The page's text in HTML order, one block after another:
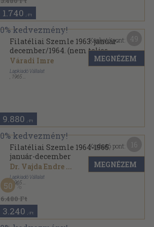
1.740 ,-Ft
Filatéliai Szemle 1963. január-
december/1964. (nem teljes
évfolyam)/1965. január-
december
Váradi Imre
Lapkiadó Vállalat
1965
9.880 ,-Ft
Kapható pont:
MEGNÉZEM
Filatéliai Szemle 1964-1965.
január-december
Dr. Vajda Endre ...
Lapkiadó Vállalat
, 1965
Könyvkötői kötés
Filatéliai Szemle sorozat
6.480 Ft
50
3.240 ,-Ft
Kapható pont:
MEGNÉZEM